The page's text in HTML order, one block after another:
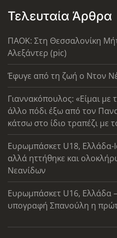
Τελευταία Άρθρα
ΠΑΟΚ: Στη Θεσσαλονίκη
Αλεξάντερ (pic)
Έφυγε από τη ζωή ο Ντον
Γιαννακόπουλος: «Είμαι με
άλλο πόδι έξω από τον
κάτσω στο ίδιο τραπέζι με
Ευρωμπάσκετ U18, Ελλάδα-
αλλά ηττήθηκε και
Νεανίδων
Ευρωμπάσκετ U16, Ελλάδα
υπογραφή Σπανούλη η